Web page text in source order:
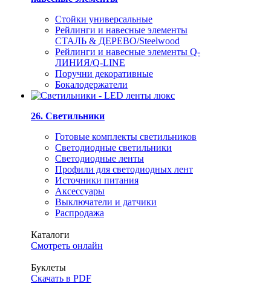
Стойки универсальные
Рейлинги и навесные элементы
СТАЛЬ & ДЕРЕВО/Steelwood
Рейлинги и навесные элементы Q-
ЛИНИЯ/Q-LINE
Поручни декоративные
Бокалодержатели
26. Светильники
Готовые комплекты светильников
Светодиодные светильники
Светодиодные ленты
Профили для светодиодных лент
Источники питания
Аксессуары
Выключатели и датчики
Распродажа
Каталоги
Смотреть онлайн
Буклеты
Скачать в PDF